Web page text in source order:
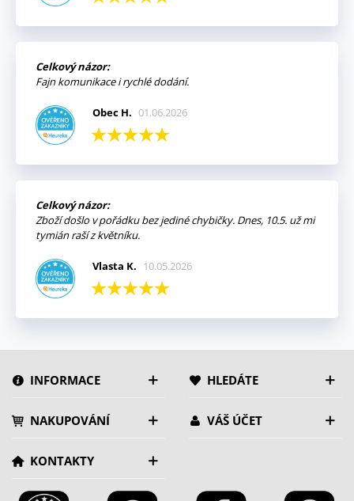
Celkový názor:
Fajn komunikace i rychlé dodání.
Obec H. 01.06.2026
Celkový názor:
Zboží došlo v pořádku bez jediné chybičky. Dnes, 10.5. už mi
tymián raší z květníku.
Vlasta K. 10.05.2026
INFORMACE HLEDÁTE
NAKUPOVÁNÍ VÁŠ ÚČET
KONTAKTY